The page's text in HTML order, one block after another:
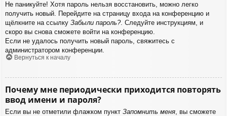
Не паникуйте! Хотя пароль нельзя восстановить, можно легко
получить новый. Перейдите на страницу входа на конференцию и
щёлкните на ссылку Забыли пароль?. Следуйте инструкциям, и
скоро вы снова сможете войти на конференцию.
Если не удалось получить новый пароль, свяжитесь с
администратором конференции.
Вернуться к началу
Почему мне периодически приходится повторять
ввод имени и пароля?
Если вы не отметили флажком пункт Запомнить меня , вы сможете